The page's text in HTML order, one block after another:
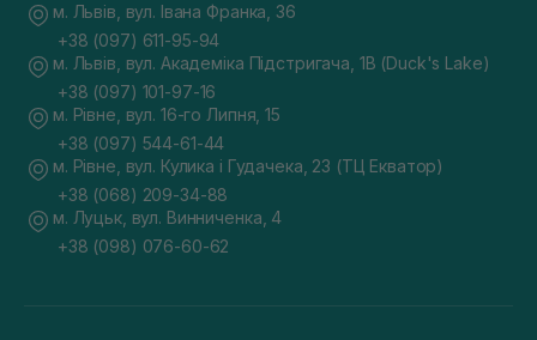
м. Львів, вул. Івана Франка, 36
+38 (097) 611-95-94
м. Львів, вул. Академіка Підстригача, 1В (Duck's Lake)
+38 (097) 101-97-16
м. Рівне, вул. 16-го Липня, 15
+38 (097) 544-61-44
м. Рівне, вул. Кулика і Гудачека, 23 (ТЦ Екватор)
+38 (068) 209-34-88
м. Луцьк, вул. Винниченка, 4
+38 (098) 076-60-62